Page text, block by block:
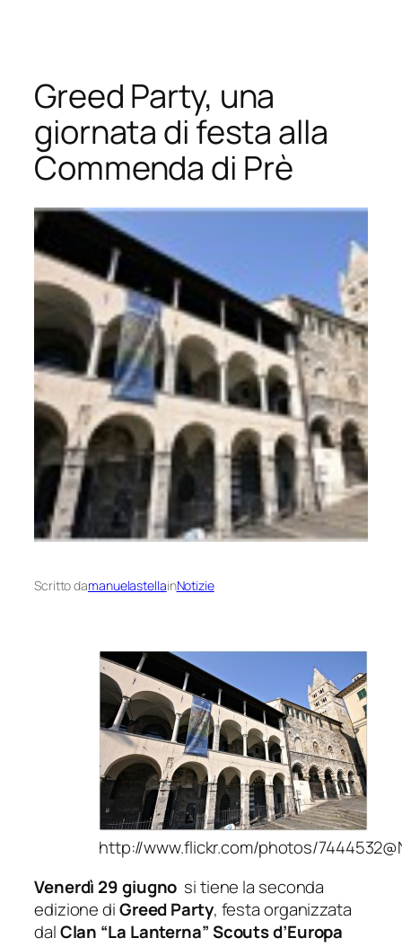
contenuto
Greed Party, una
giornata di festa alla
Commenda di Prè
Scritto damanuelastellainNotizie
http://www.flickr.com/photos/
Venerdì 29 giugno si tiene la seconda
edizione diGreed Party, festa organizzata
dalClan “La Lanterna” Scouts d’Europa